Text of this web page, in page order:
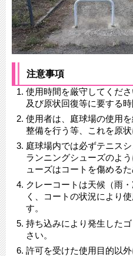
注意事項
使用時間を厳守してくだ
及び原状回復等に要する
使用者は、庭球場の使用
整備を行う等、これを原
庭球場内では必ずテニス
ランニングシューズのよ
ューズはコートを傷める
クレーコートは天候（雨
く、コートの状況により
す。
持ち込みにより発生した
さい。
許可を受けた使用目的以